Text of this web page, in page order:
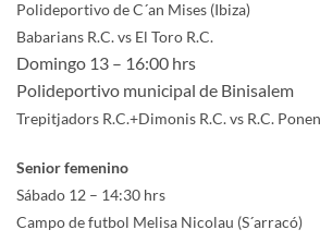
Polideportivo de C´an Mises (Ibiza)
Babarians R.C. vs El Toro R.C.
Domingo 13 – 16:00 hrs
Polideportivo municipal de Binisalem
Trepitjadors R.C.+Dimonis R.C. vs R.C.
Senior femenino
Sábado 12 – 14:30 hrs
Campo de futbol Melisa Nicolau (S´arracó)